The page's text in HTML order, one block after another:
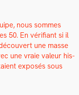
nous sommes
50. En véri­fi­ant si il
une masse
une vraie valeur his­
exposés sous